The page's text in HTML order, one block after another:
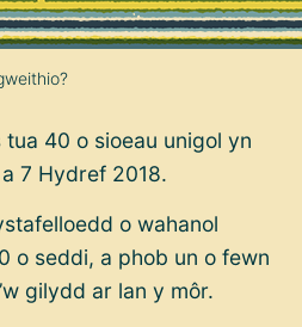
40 o sioeau unigol yn
7 Hydref 2018.
o wahanol
o seddi, a phob un o fewn
gilydd ar lan y môr.